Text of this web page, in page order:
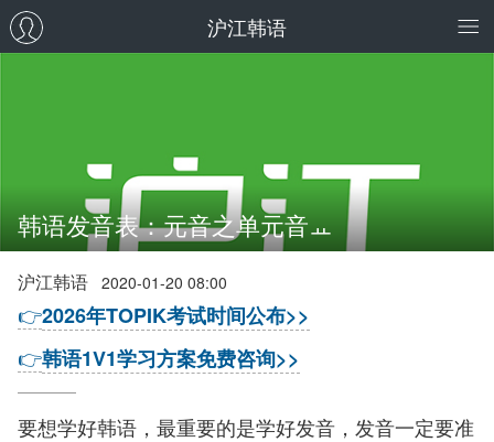
沪江韩语
韩语发音表：元音之单元音ㅛ
沪江韩语 2020-01-20 08:00
👉2026年TOPIK考试时间公布>>
👉韩语1V1学习方案免费咨询>>
要想学好韩语，最重要的是学好发音，发音一定要准